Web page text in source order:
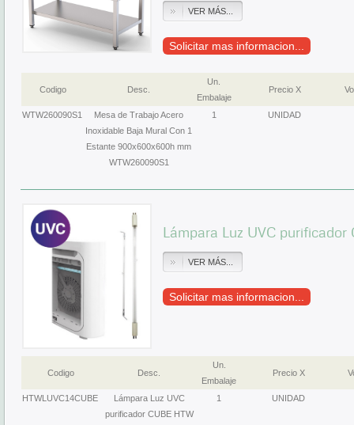
VER MÁS...
Solicitar mas informacion...
Codigo Desc.
Un.
Embalaje
Precio X
WTW260090S1
Mesa de Trabajo Acero
Inoxidable Baja Mural Con 1
Estante 900x600x600h mm
WTW260090S1
1 UNIDAD
Lámpara Luz UVC purificador
VER MÁS...
Solicitar mas informacion...
Codigo Desc.
Un.
Embalaje
Precio X
HTWLUVC14CUBE
Lámpara Luz UVC
purificador CUBE HTW
1 UNIDAD